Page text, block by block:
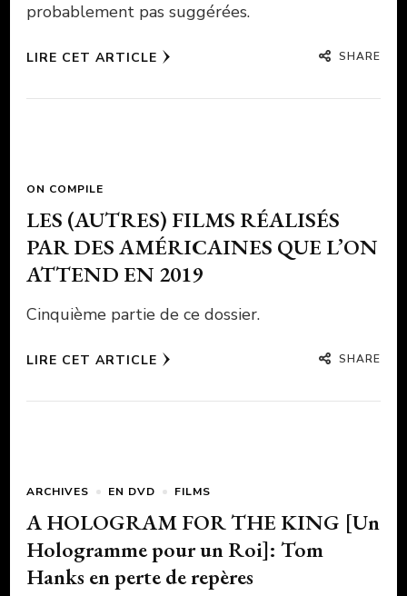
probablement pas suggérées.
LIRE CET ARTICLE SHARE
ON COMPILE
LES (AUTRES) FILMS RÉALISÉS
PAR DES AMÉRICAINES QUE L’ON
ATTEND EN 2019
Cinquième partie de ce dossier.
LIRE CET ARTICLE SHARE
ARCHIVES EN DVD FILMS
A HOLOGRAM FOR THE KING [Un
Hologramme pour un Roi]: Tom
Hanks en perte de repères